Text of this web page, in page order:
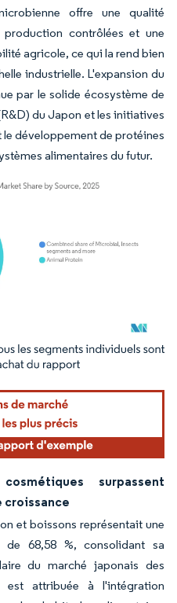
offre une qualité
contrôlées et une
agricole, ce qui la rend bien
industrielle. L'expansion du
par le solide écosystème de
du Japon et les initiatives
développement de protéines
alimentaires du futur.
nécessite une attribution sous CC BY
surpassent
croissance
et boissons représentait une
68,58 %, consolidant sa
du marché japonais des
est attribuée à l'intégration